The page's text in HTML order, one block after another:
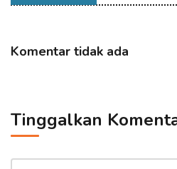
Komentar tidak ada
Tinggalkan